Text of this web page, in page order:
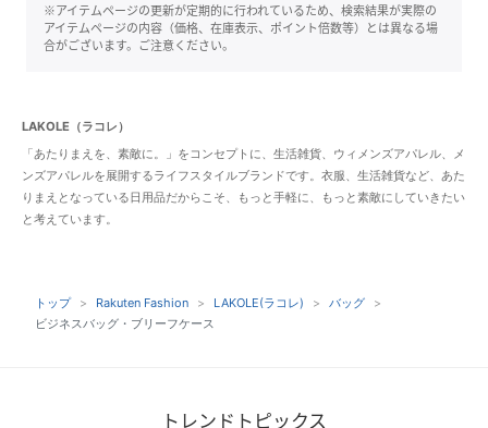
※アイテムページの更新が定期的に行われているため、検索結果が実際の
アイテムページの内容（価格、在庫表示、ポイント倍数等）とは異なる場
合がございます。ご注意ください。
LAKOLE（ラコレ）
「あたりまえを、素敵に。」をコンセプトに、生活雑貨、ウィメンズアパレル、メ
ンズアパレルを展開するライフスタイルブランドです。衣服、生活雑貨など、あた
りまえとなっている日用品だからこそ、もっと手軽に、もっと素敵にしていきたい
と考えています。
トップ Rakuten Fashion LAKOLE(ラコレ)
バッグ
ビジネスバッグ・ブリーフケース
トレンドトピックス